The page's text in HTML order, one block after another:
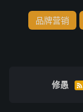
品牌营销
修愚 